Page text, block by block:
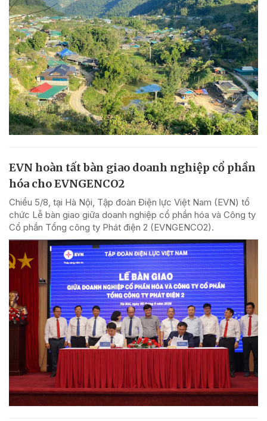
EVN hoàn tất bàn giao doanh nghiệp cổ phần
hóa cho EVNGENCO2
Chiều 5/8, tại Hà Nội, Tập đoàn Điện lực Việt Nam (EVN) tổ
chức Lễ bàn giao giữa doanh nghiệp cổ phần hóa và Công ty
Cổ phần Tổng công ty Phát điện 2 (EVNGENCO2).